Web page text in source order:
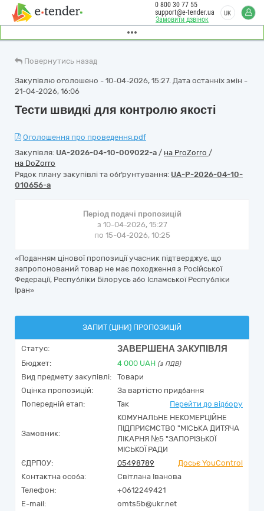
Замовити дзвінок
0 800 30 77 55
support@e-tender.ua
UK
Повернутись назад
Закупівлю оголошено - 10-04-2026, 15:27. Дата останніх змін -
21-04-2026, 16:06
Тести швидкі для контролю якості
Оголошення про проведення.pdf
Закупівля: UA-2026-04-10-009022-a / на ProZorro /
на DoZorro
Рядок плану закупівлі та обґрунтування: UA-P-2026-04-10-
010656-a
Період подачі пропозицій
з 10-04-2026, 15:27
по 15-04-2026, 10:25
«Поданням цінової пропозиції учасник підтверджує, що
запропонований товар не має походження з Російської
Федерації, Республіки Білорусь або Ісламської Республіки
Іран»
ЗАПИТ (ЦІНИ) ПРОПОЗИЦІЙ
Статус: ЗАВЕРШЕНА ЗАКУПІВЛЯ
Бюджет: 4 000 UAH (з ПДВ)
Вид предмету закупівлі:
Товари
Оцінка пропозицій:
За вартістю придбання
Попередній етап:
Так Перейти до відбору
Замовник:
КОМУНАЛЬНЕ НЕКОМЕРЦІЙНЕ
ПІДПРИЄМСТВО "МІСЬКА ДИТЯЧА
ЛІКАРНЯ №5 "ЗАПОРІЗЬКОЇ
МІСЬКОЇ РАДИ
ЄДРПОУ:
05498789
Досьє YouControl
Контактна особа:
Світлана Іванова
Телефон:
+0612249421
E-mail:
omts5b@ukr.net